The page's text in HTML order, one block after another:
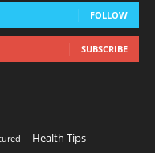
FOLLOW
SUBSCRIBE
Health Tips